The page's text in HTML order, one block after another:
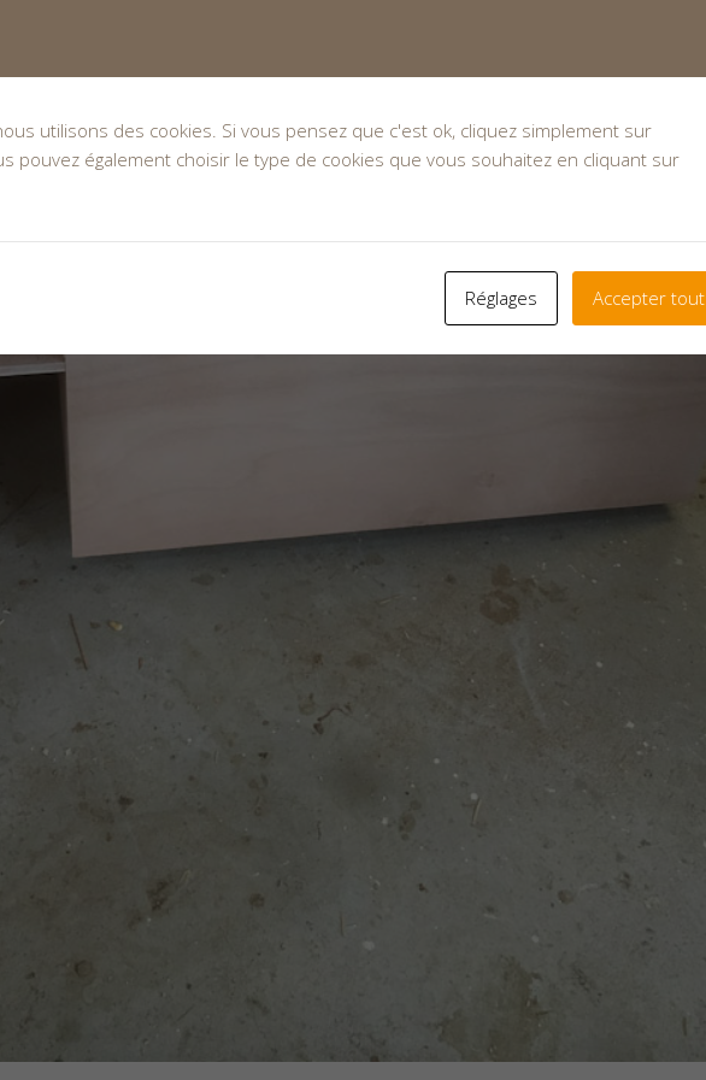
utilisons des cookies. Si vous pensez que c'est ok, cliquez simplement sur
pouvez également choisir le type de cookies que vous souhaitez en cliquant sur
Réglages Accepter tout